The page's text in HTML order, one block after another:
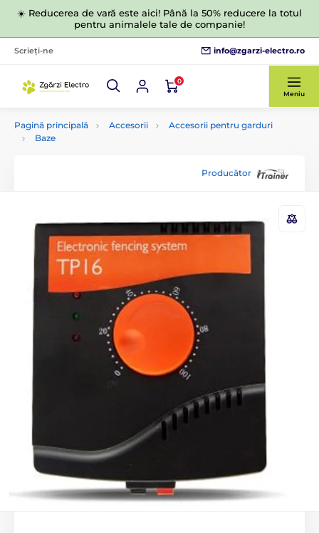
☀️ Reducerea de vară este aici! Până la 50% reducere la totul
pentru animalele tale de companie!
Scrieți-ne info@zgarzi-electro.ro
0
Meniu
Pagină principală Accesorii
Accesorii pentru garduri
Baze
Producător